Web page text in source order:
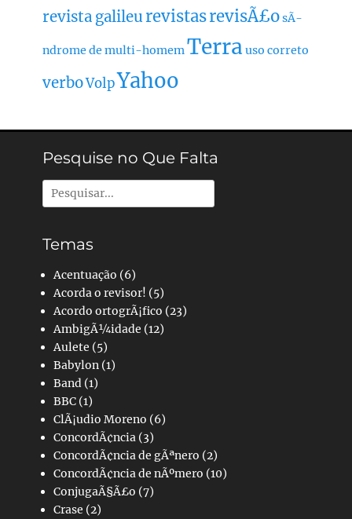
revista galileurevistasrevisÃ£osÃ­
ndrome de multi-homemTerra uso correto
verboVolpYahoo
Pesquise no Que Falta
Pesquisar
por:
Temas
Acentuação (6)
Acorda o revisor! (5)
Acordo ortogrÃ¡fico (23)
AmbigÃ¼idade (12)
Aulete (5)
Babylon (1)
Band (1)
BBC (1)
ClÃ¡udio Moreno (6)
ConcordÃ¢ncia (3)
ConcordÃ¢ncia de gÃªnero (2)
ConcordÃ¢ncia de nÃºmero (10)
ConjugaÃ§Ã£o (7)
Crase (2)